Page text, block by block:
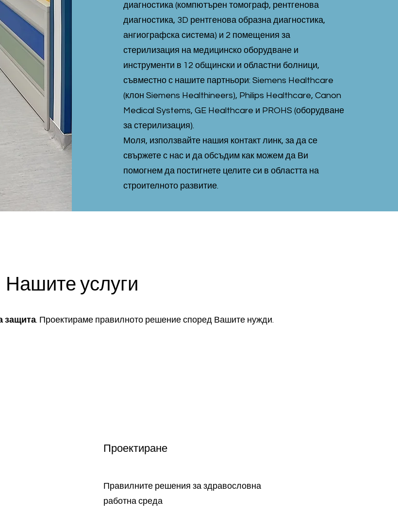
диагностика (компютърен томограф, рентгенова
диагностика, 3D рентгенова образна диагностика,
ангиографска система) и 2 помещения за
стерилизация на медицинско оборудване и
инструменти в 12 общински и областни болници,
съвместно с нашите партньори: Siemens Healthcare
(клон Siemens Healthineers), Philips Healthcare, Canon
Medical Systems, GE Healthcare и PROHS (оборудване
за стерилизация).
Моля, използвайте нашия контакт линк, за да се
свържете с нас и да обсъдим как можем да Ви
помогнем да постигнете целите си в областта на
строителното развитие.
Нашите услуги
защита. Проектираме правилното решение според Вашите нужди.
Проектиране
Правилните решения за здравословна
работна среда